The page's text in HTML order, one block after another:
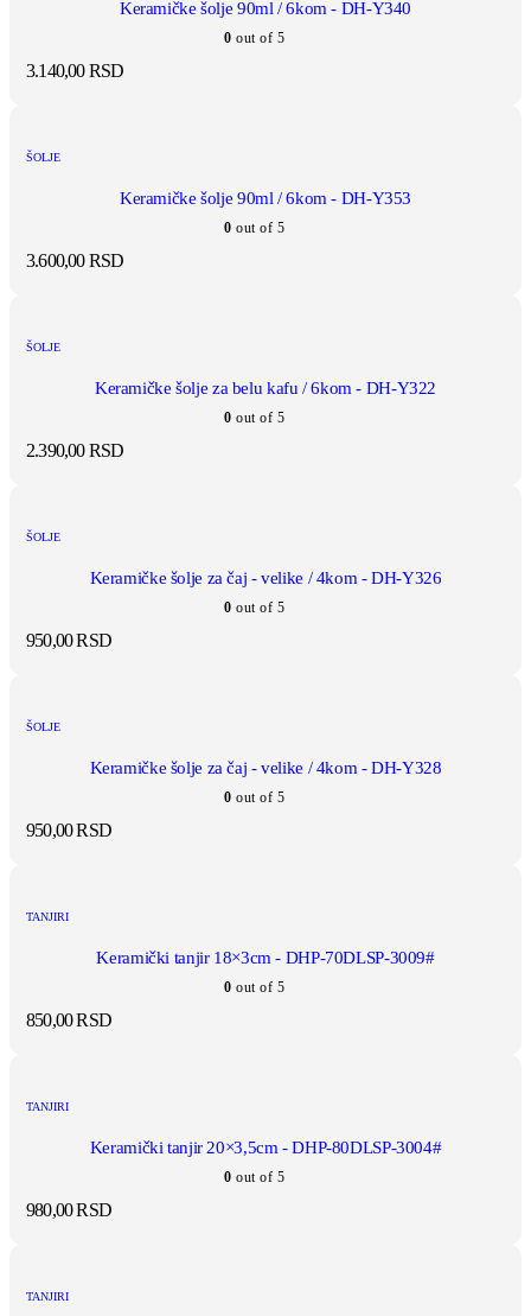
Keramičke šolje 90ml / 6kom - DH-Y340
0 out of 5
3.140,00RSD
ŠOLJE
Keramičke šolje 90ml / 6kom - DH-Y353
0 out of 5
3.600,00RSD
ŠOLJE
Keramičke šolje za belu kafu / 6kom - DH-Y322
0 out of 5
2.390,00RSD
ŠOLJE
Keramičke šolje za čaj - velike / 4kom - DH-Y326
0 out of 5
950,00RSD
ŠOLJE
Keramičke šolje za čaj - velike / 4kom - DH-Y328
0 out of 5
950,00RSD
TANJIRI
Keramički tanjir 18×3cm - DHP-70DLSP-3009#
0 out of 5
850,00RSD
TANJIRI
Keramički tanjir 20×3,5cm - DHP-80DLSP-3004#
0 out of 5
980,00RSD
TANJIRI